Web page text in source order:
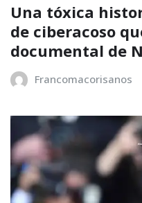
Una tóxica
de ciberacoso
documental de
Francomacorisanos